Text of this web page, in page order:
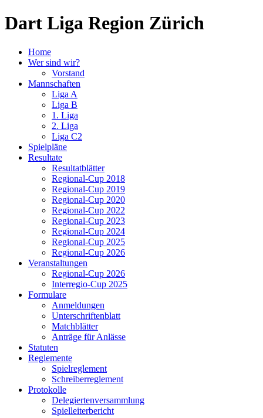
Dart Liga Region Zürich
Home
Wer sind wir?
Vorstand
Mannschaften
Liga A
Liga B
1. Liga
2. Liga
Liga C2
Spielpläne
Resultate
Resultatblätter
Regional-Cup 2018
Regional-Cup 2019
Regional-Cup 2020
Regional-Cup 2022
Regional-Cup 2023
Regional-Cup 2024
Regional-Cup 2025
Regional-Cup 2026
Veranstaltungen
Regional-Cup 2026
Interregio-Cup 2025
Formulare
Anmeldungen
Unterschriftenblatt
Matchblätter
Anträge für Anlässe
Statuten
Reglemente
Spielreglement
Schreiberreglement
Protokolle
Delegiertenversammlung
Spielleiterbericht